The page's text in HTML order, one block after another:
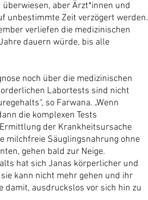
aber Ärzt*innen und
unbestimmte Zeit verzögert werden.
verliefen die medizinischen
dauern würde, bis alle
noch über die medizinischen
Labortests sind nicht
so Farwana. „Wenn
die komplexen Tests
der Krankheitsursache
milchfreie Säuglingsnahrung ohne
gehen bald zur Neige.
hat sich Janas körperlicher und
kann nicht mehr gehen und ihr
damit, ausdruckslos vor sich hin zu